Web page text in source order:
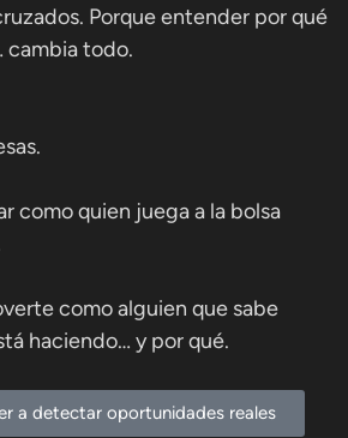
Porque entender por qué
cambia todo.
como quien juega a la bolsa
como alguien que sabe
haciendo… y por qué.
a detectar oportunidades reales